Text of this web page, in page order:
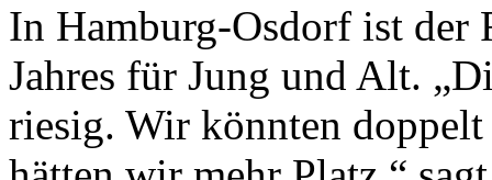
In Hamburg-Osdorf ist der
Jahres für Jung und Alt.
riesig. Wir könnten